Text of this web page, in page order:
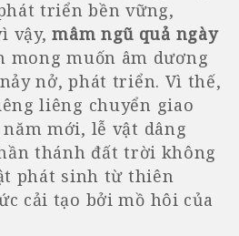
triển bền vững,
vậy,mâm ngũ quả ngày
mong muốn âm dương
nở, phát triển. Vì thế,
liêng chuyển giao
mới, lễ vật dâng
thánh đất trời không
phát sinh từ thiên
cải tạo bởi mồ hôi của